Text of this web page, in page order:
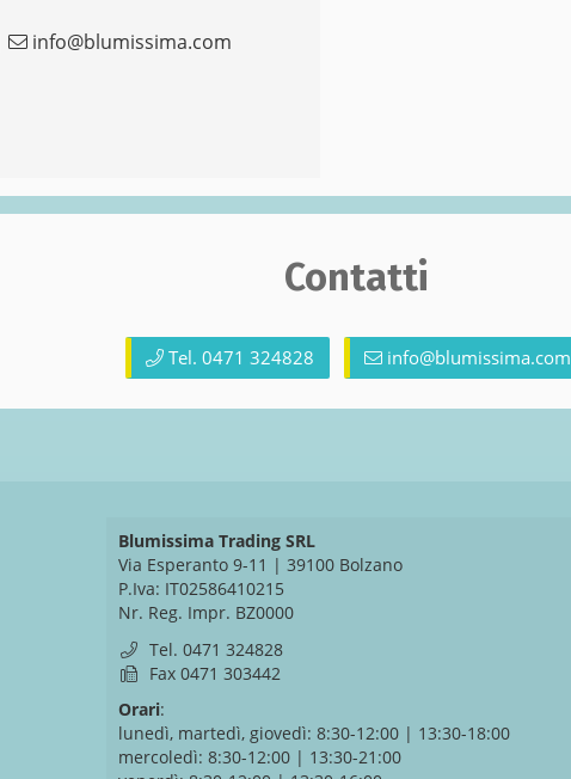
info@blumissima.com
Contatti
Tel. 0471 324828 info@blumissima.com
Blumissima Trading SRL
Via Esperanto 9-11 | 39100 Bolzano
P.Iva: IT02586410215
Nr. Reg. Impr. BZ0000
Tel. 0471 324828
Fax 0471 303442
Orari:
lunedì, martedì, giovedì: 8:30-12:00 | 13:30-18:00
mercoledì: 8:30-12:00 | 13:30-21:00